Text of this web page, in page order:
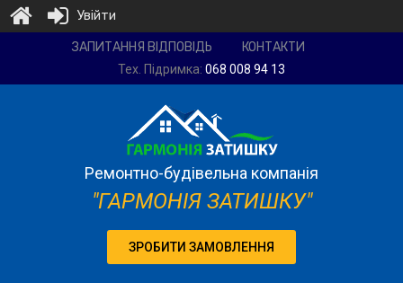
компанія
ЗАПИТАННЯ ВІДПОВІДЬ КОНТАКТИ
Тех. Підримка: 068 008 94 13
Ремонтно-будівельна компанія
"ГАРМОНІЯ ЗАТИШКУ"
ЗРОБИТИ ЗАМОВЛЕННЯ
Увійти